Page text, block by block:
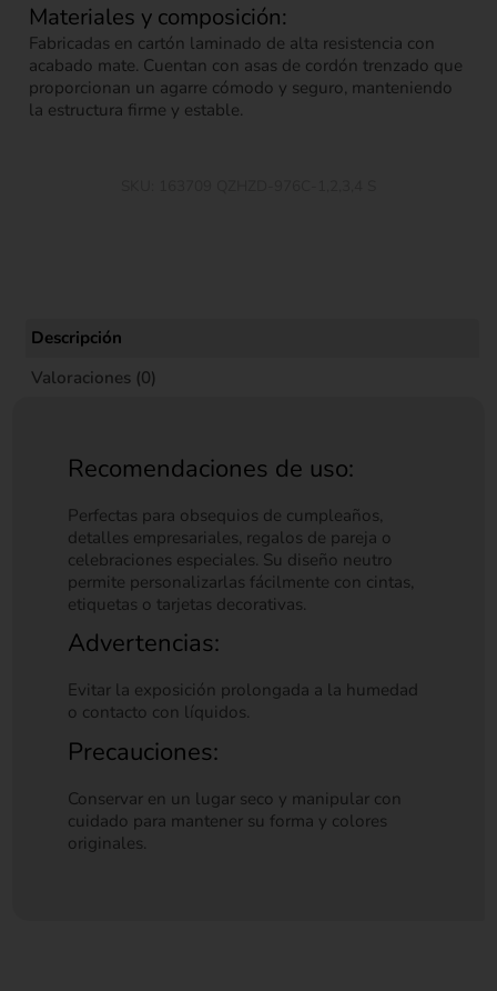
Materiales y composición:
Fabricadas en cartón laminado de alta resistencia con
acabado mate. Cuentan con asas de cordón trenzado que
proporcionan un agarre cómodo y seguro, manteniendo
la estructura firme y estable.
Descripción
Valoraciones (0)
Recomendaciones de uso:
Perfectas para obsequios de cumpleaños,
detalles empresariales, regalos de pareja o
celebraciones especiales. Su diseño neutro
permite personalizarlas fácilmente con cintas,
etiquetas o tarjetas decorativas.
Advertencias:
Evitar la exposición prolongada a la humedad
o contacto con líquidos.
Precauciones:
Conservar en un lugar seco y manipular con
cuidado para mantener su forma y colores
originales.